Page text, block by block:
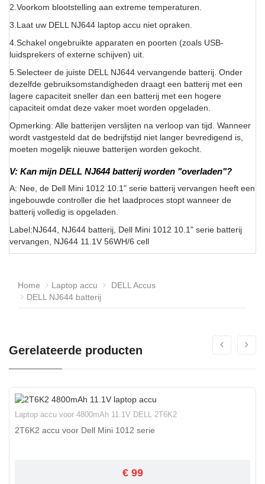
2.Voorkom blootstelling aan extreme temperaturen.
3.Laat uw DELL NJ644 laptop accu niet opraken.
4.Schakel ongebruikte apparaten en poorten (zoals USB-
luidsprekers of externe schijven) uit.
5.Selecteer de juiste DELL NJ644 vervangende batterij. Onder
dezelfde gebruiksomstandigheden draagt een batterij met een
lagere capaciteit sneller dan een batterij met een hogere
capaciteit omdat deze vaker moet worden opgeladen.
Opmerking: Alle batterijen verslijten na verloop van tijd. Wanneer
wordt vastgesteld dat de bedrijfstijd niet langer bevredigend is,
moeten mogelijk nieuwe batterijen worden gekocht.
V: Kan mijn DELL NJ644 batterij worden "overladen"?
A: Nee, de Dell Mini 1012 10.1" serie batterij vervangen heeft een
ingebouwde controller die het laadproces stopt wanneer de
batterij volledig is opgeladen.
Label:NJ644, NJ644 batterij, Dell Mini 1012 10.1" serie batterij
vervangen, NJ644 11.1V 56WH/6 cell
Home Laptop accu
DELL Accus
DELL NJ644 batterij
Gerelateerde producten
Laptop accu voor 4800mAh 11.1V DELL 2T6K2
2T6K2 accu voor Dell Mini 1012 serie
€ 99